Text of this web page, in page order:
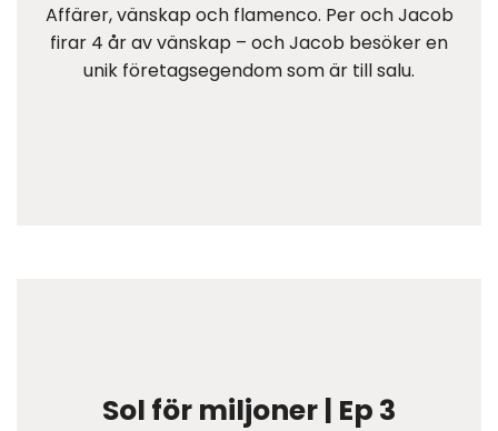
Affärer, vänskap och flamenco. Per och Jacob
firar 4 år av vänskap – och Jacob besöker en
unik företagsegendom som är till salu.
Sol för miljoner | Ep 3